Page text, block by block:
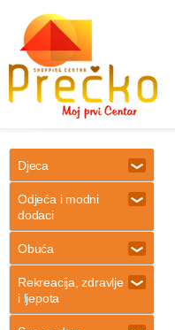
Djeca
Odjeća i modni
dodaci
Obuća
Rekreacija, zdravlje
i ljepota